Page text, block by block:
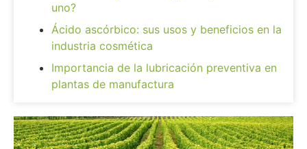
uno?
Ácido ascórbico: sus usos y beneficios en la
industria cosmética
Importancia de la lubricación preventiva en
plantas de manufactura